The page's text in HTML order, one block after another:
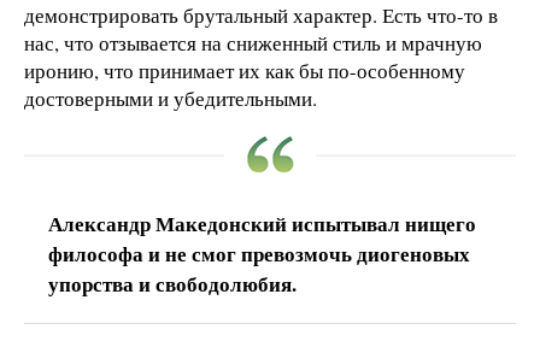
демонстрировать брутальный характер. Есть что-то в
нас, что отзывается на сниженный стиль и мрачную
иронию, что принимает их как бы по-особенному
достоверными и убедительными.
Александр Македонский испытывал нищего
философа и не смог превозмочь диогеновых
упорства и свободолюбия.